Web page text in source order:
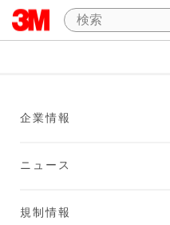
企業情報
ニュース
規制情報